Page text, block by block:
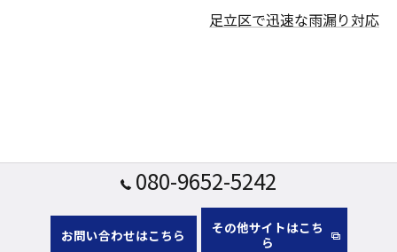
足立区で迅速な雨漏り対応
080-9652-5242
お問い合わせはこちら
その他サイトはこち
ら